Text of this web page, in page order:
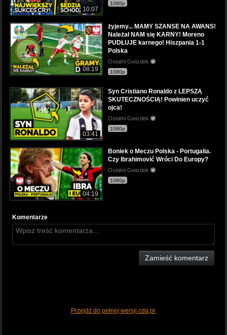
10:07
1080p
08:19
żyjemy... MAMY SZANSE NA AWANS!
Należał NAM się KARNY! Moreno
PUDŁUJE karnego! Hiszpania 1-1
Polska
Ostatni Gwizdek
1080p
03:41
Syn Cristiano Ronaldo z LEPSZĄ
SKUTECZNOŚCIĄ! Powinien uczyć
ojca!
Ostatni Gwizdek
1080p
04:19
Boniek o Meczu Polska - Portugalia.
Czy Ibrahimović Wróci Do Europy?
Ostatni Gwizdek
1080p
Komentarze
Zamieść komentarz
Przejdź do pełnej wersji cda.pl